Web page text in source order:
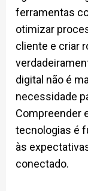
ferramentas
otimizar
cliente e criar
digital não é
necessidade
Compreender
tecnologias é
às
conectado.